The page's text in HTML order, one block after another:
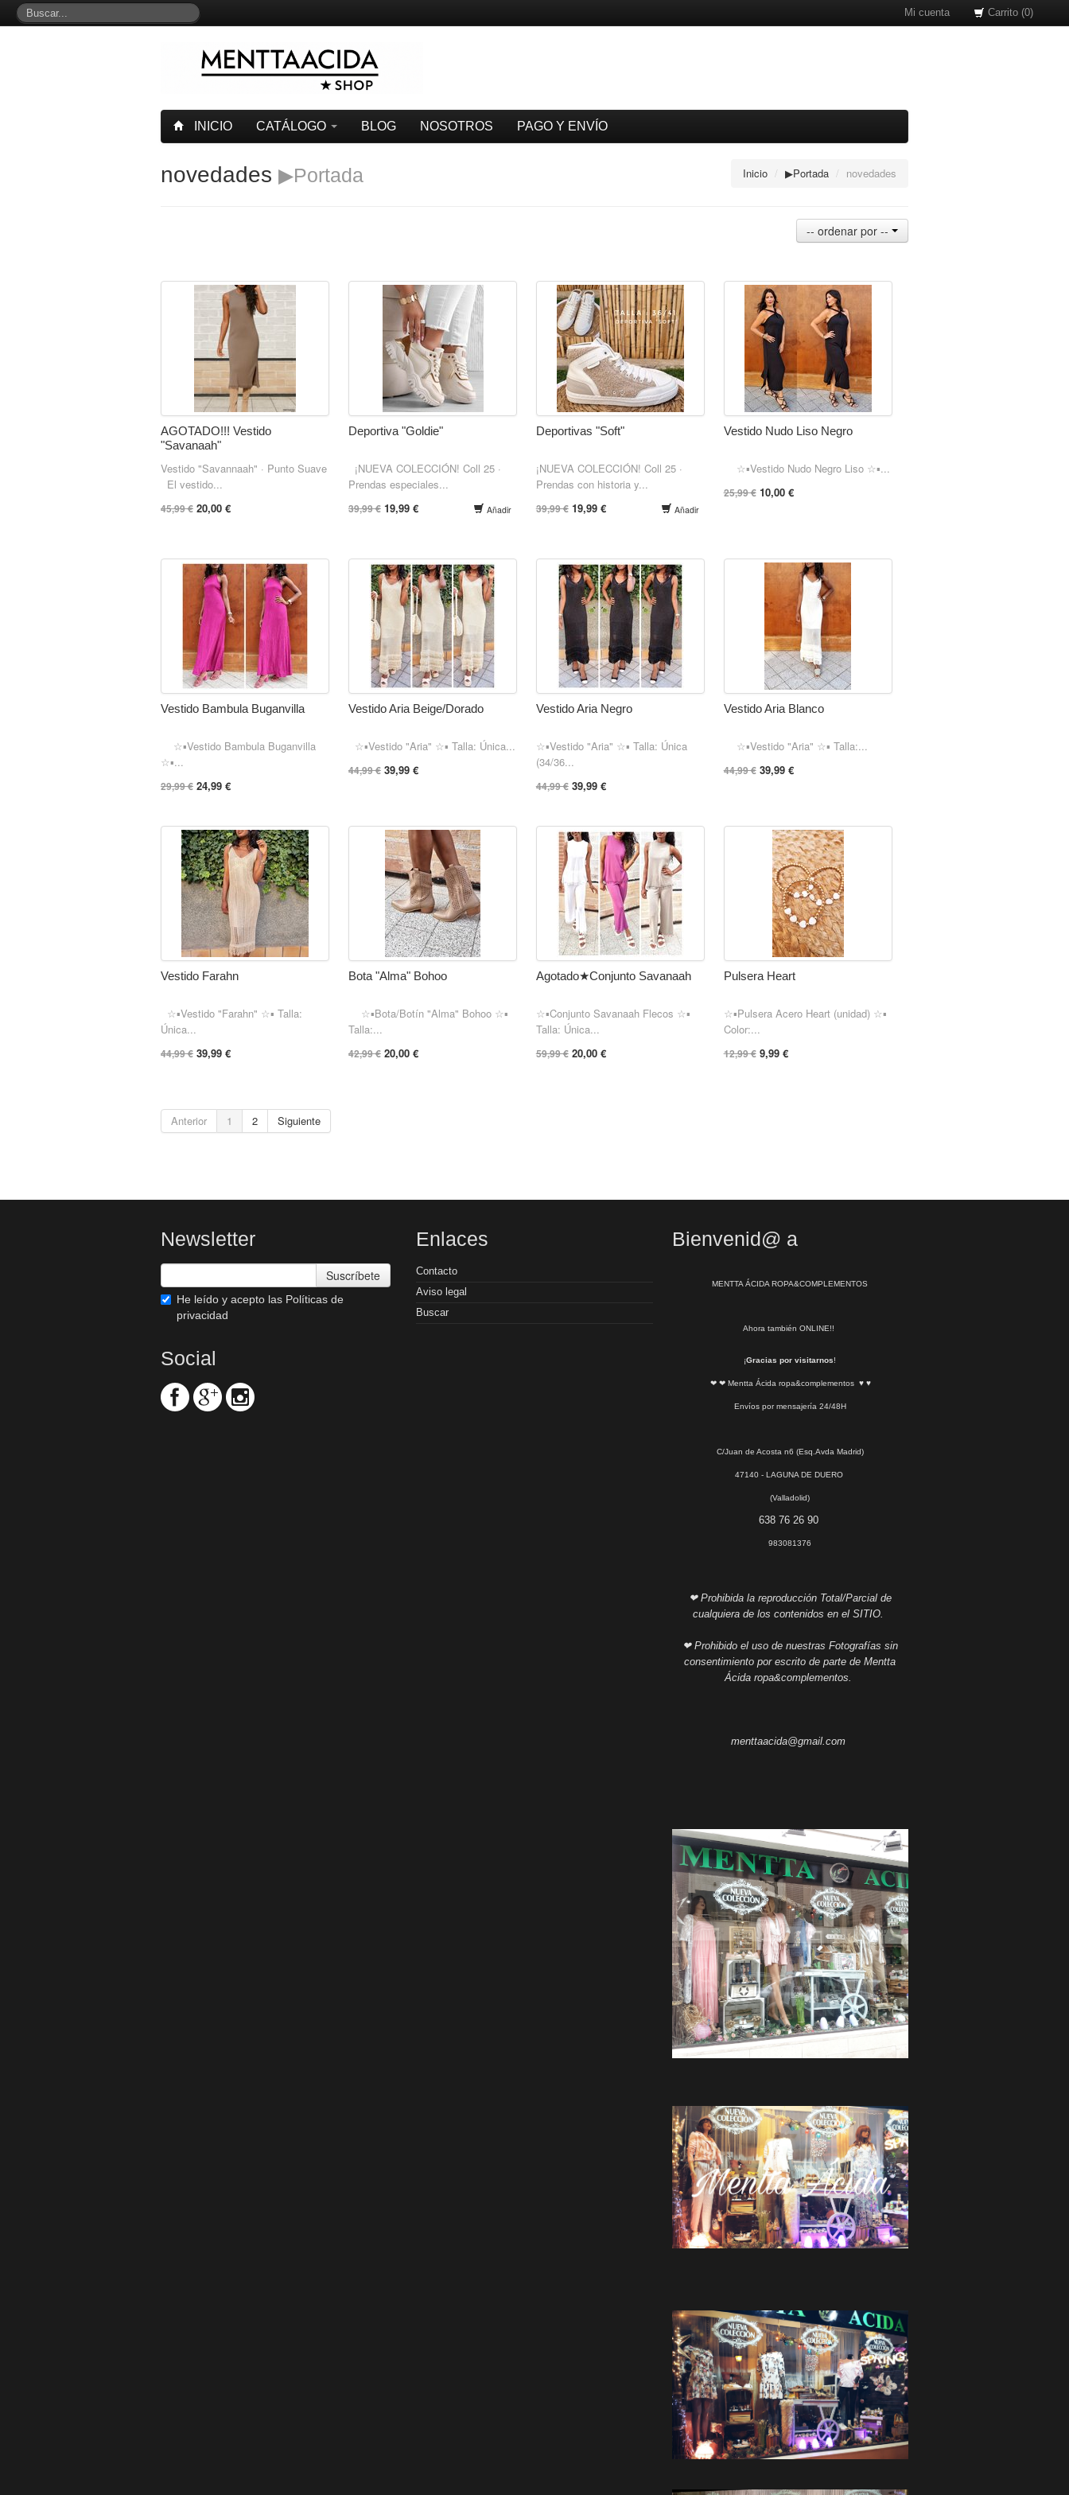
Mi cuenta Carrito (0)
INICIO CATÁLOGO BLOG NOSOTROS PAGO Y ENVÍO
Inicio / ▶Portada / novedades
novedades ▶Portada
-- ordenar por --
AGOTADO!!! Vestido
"Savanaah"
Vestido "Savannaah" · Punto Suave
El vestido...
45,99 € 20,00 €
Deportiva "Goldie"
¡NUEVA COLECCIÓN! Coll 25 ·
Prendas especiales...
39,99 €19,99 € Añadir
Deportivas "Soft"
¡NUEVA COLECCIÓN! Coll 25 ·
Prendas con historia y...
39,99 €19,99 € Añadir
Vestido Nudo Liso Negro
☆▪︎Vestido Nudo Negro Liso ☆▪︎...
25,99 €10,00 €
Vestido Bambula Buganvilla
☆▪︎Vestido Bambula Buganvilla
☆▪︎...
29,99 € 24,99 €
Vestido Aria Beige/Dorado
☆▪︎Vestido "Aria" ☆▪︎ Talla: Única...
44,99 €39,99 €
Vestido Aria Negro
☆▪︎Vestido "Aria" ☆▪︎ Talla: Única
(34/36...
44,99 €39,99 €
Vestido Aria Blanco
☆▪︎Vestido "Aria" ☆▪︎ Talla:...
44,99 €39,99 €
Vestido Farahn
☆▪︎Vestido "Farahn" ☆▪︎ Talla:
Única...
44,99 € 39,99 €
Bota "Alma" Bohoo
☆▪︎Bota/Botín "Alma" Bohoo ☆▪︎
Talla:...
42,99 €20,00 €
Agotado★Conjunto Savanaah
☆▪︎Conjunto Savanaah Flecos ☆▪︎
Talla: Única...
59,99 €20,00 €
Pulsera Heart
☆▪︎Pulsera Acero Heart (unidad) ☆▪︎
Color:...
12,99 €9,99 €
Anterior 1 2 Siguiente
Newsletter
Suscríbete
He leído y acepto las Políticas de
privacidad
Social
Enlaces
Contacto
Aviso legal
Buscar
Bienvenid@ a
MENTTA ÁCIDA ROPA&COMPLEMENTOS
Ahora también ONLINE!!
¡Gracias por visitarnos!
❤ ❤ Mentta Ácida ropa&complementos ♥ ♥
Envíos por mensajería 24/48H
C/Juan de Acosta n6 (Esq.Avda Madrid)
47140 - LAGUNA DE DUERO
(Valladolid)
638 76 26 90
983081376
❤ Prohibida la reproducción Total/Parcial de
cualquiera de los contenidos en el SITIO.
❤ Prohibido el uso de nuestras Fotografías sin
consentimiento por escrito de parte de Mentta
Ácida ropa&complementos.
menttaacida@gmail.com